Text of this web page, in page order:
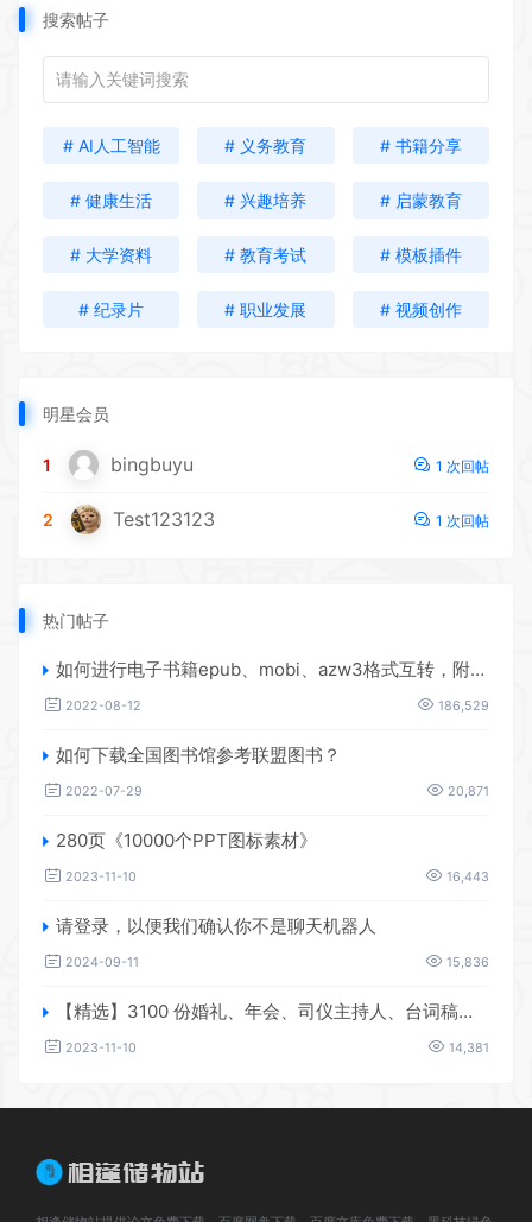
搜索帖子
# AI人工智能 # 义务教育 # 书籍分享
# 健康生活 # 兴趣培养 # 启蒙教育
# 大学资料 # 教育考试 # 模板插件
# 纪录片 # 职业发展 # 视频创作
明星会员
1 bingbuyu 1 次回帖
2 Test123123 1 次回帖
热门帖子
如何进行电子书籍epub、mobi、azw3格式互转，附海量电子书籍资源
2022-08-12 186,529
如何下载全国图书馆参考联盟图书？
2022-07-29 20,871
280页《10000个PPT图标素材》
2023-11-10 16,443
请登录，以便我们确认你不是聊天机器人
2024-09-11 15,836
【精选】3100 份婚礼、年会、司仪主持人、台词稿、节日生日、晚会、开场、开场白素材
2023-11-10 14,381